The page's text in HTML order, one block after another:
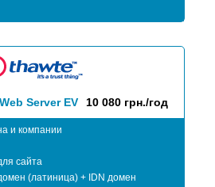
Server EV 10 080 грн./год
и компании
сайта
(латиница) + IDN домен